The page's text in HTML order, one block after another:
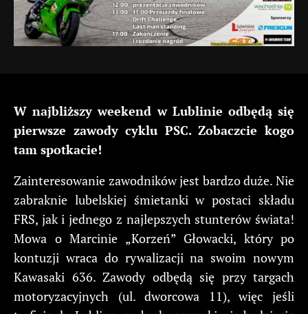
W najbliższy weekend w Lublinie odbędą się
pierwsze zawody cyklu PSC. Zobaczcie kogo
tam spotkacie!
Zainteresowanie zawodników jest bardzo duże. Nie
zabraknie lubelskiej śmietanki w postaci składu
FRS, jak i jednego z najlepszych stunterów świata!
Mowa o Marcinie „Korzeń” Głowacki, który po
kontuzji wraca do rywalizacji na swoim nowym
Kawasaki 636. Zawody odbędą się przy targach
motoryzacyjnych (ul. dworcowa 11), więc jeśli